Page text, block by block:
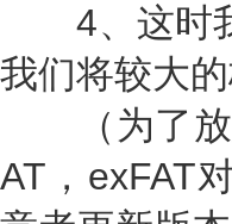
4、这时我
我们将较大的
（为了放
AT，exFAT